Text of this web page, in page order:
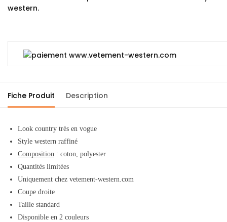
western.
Fiche Produit Description
Look country très en vogue
Style western raffiné
Composition : coton, polyester
Quantités limitées
Uniquement chez vetement-western.com
Coupe droite
Taille standard
Disponible en 2 couleurs